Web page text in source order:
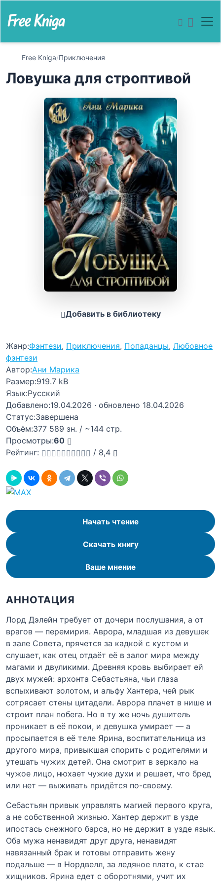
Free Kniga/Приключения
Ловушка для строптивой
Добавить в библиотеку
Жанр:Фэнтези, Приключения, Попаданцы, Любовное
фэнтези
Автор:Ани Марика
Размер:919.7 kB
Язык:Русский
Добавлено:19.04.2026 · обновлено 18.04.2026
Статус:Завершена
Объём:377 589 зн. / ~144 стр.
Просмотры:60
Рейтинг:
/ 8,4
Начать чтение
Скачать книгу
Ваше мнение
АННОТАЦИЯ
Лорд Дэлейн требует от дочери послушания, а от
врагов — перемирия. Аврора, младшая из девушек
в зале Совета, прячется за кадкой с кустом и
слушает, как отец отдаёт её в залог мира между
магами и двуликими. Древняя кровь выбирает ей
двух мужей: архонта Себастьяна, чьи глаза
вспыхивают золотом, и альфу Хантера, чей рык
сотрясает стены цитадели. Аврора плачет в нише и
строит план побега. Но в ту же ночь душитель
проникает в её покои, и девушка умирает — а
просыпается в её теле Ярина, воспитательница из
другого мира, привыкшая спорить с родителями и
утешать чужих детей. Она смотрит в зеркало на
чужое лицо, нюхает чужие духи и решает, что бред
или нет — выживать придётся по-своему.
Себастьян привык управлять магией первого круга,
а не собственной жизнью. Хантер держит в узде
ипостась снежного барса, но не держит в узде язык.
Оба мужа ненавидят друг друга, ненавидят
навязанный брак и готовы отправить жену
подальше — в Нордвелл, за ледяное плато, к стае
хищников. Ярина едет с оборотнями, учит их